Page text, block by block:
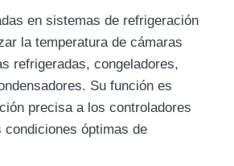
en sistemas de refrigeración
la temperatura de cámaras
refrigeradas, congeladores,
Su función es
precisa a los controladores
condiciones óptimas de